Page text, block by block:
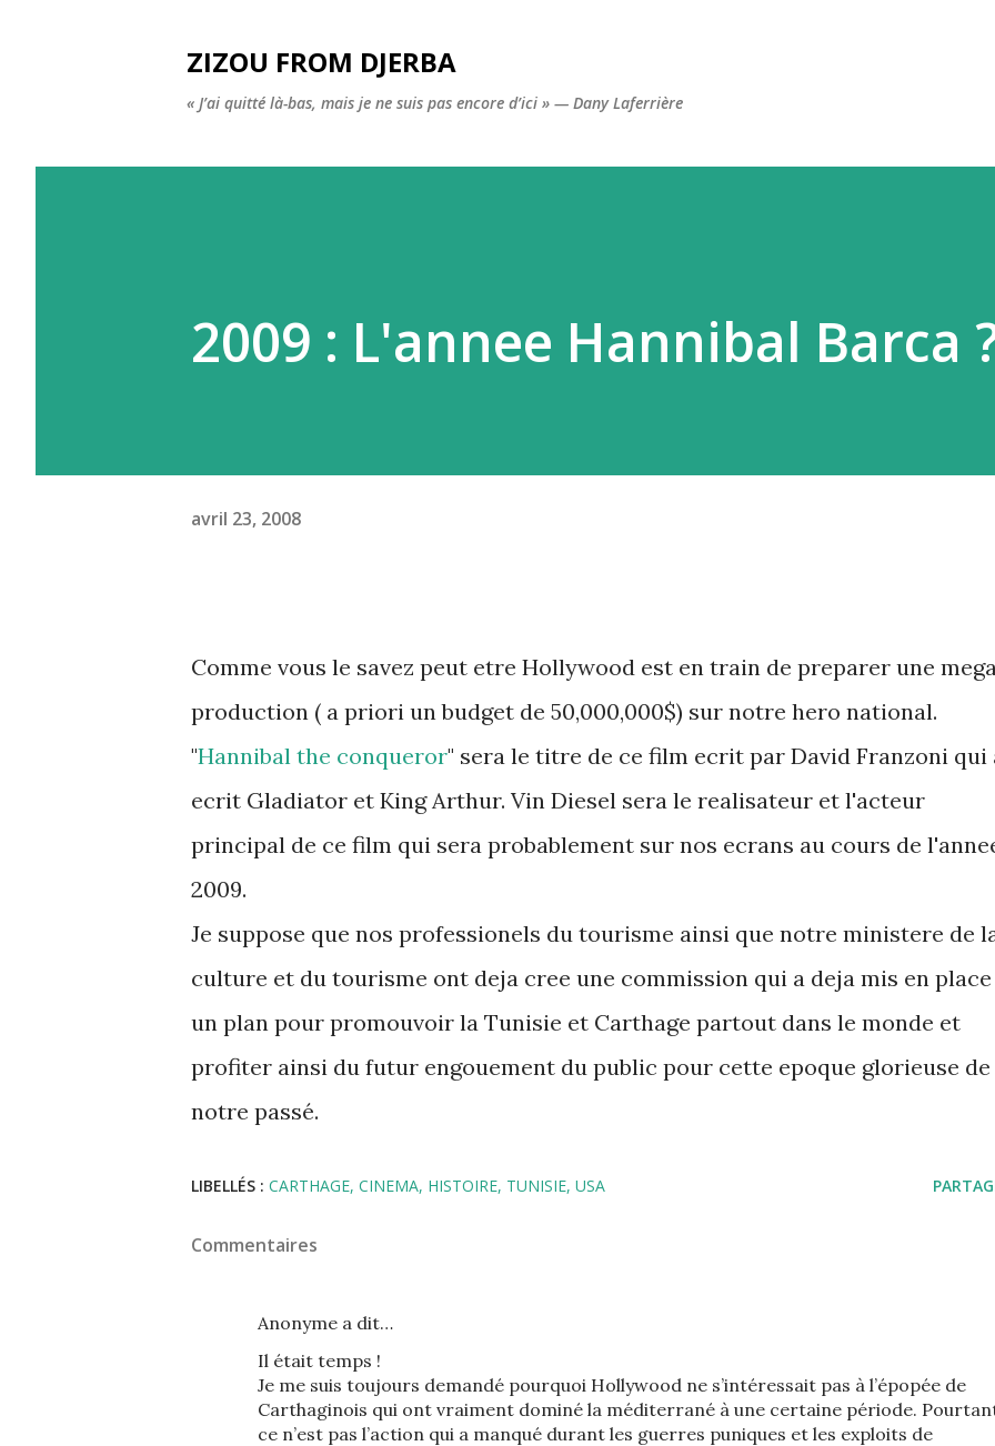
ZIZOU FROM DJERBA
« J’ai quitté là-bas, mais je ne suis pas encore d’ici » — Dany Laferrière
2009 : L'annee Hannibal Barca
avril 23, 2008
Comme vous le savez peut etre Hollywood est en train de preparer une
production ( a priori un budget de 50,000,000$) sur notre hero national.
"Hannibal the conqueror" sera le titre de ce film ecrit par David Franzoni qui
ecrit Gladiator et King Arthur. Vin Diesel sera le realisateur et l'acteur
principal de ce film qui sera probablement sur nos ecrans au cours de
2009.
Je suppose que nos professionels du tourisme ainsi que notre ministere de
culture et du tourisme ont deja cree une commission qui a deja mis en place
un plan pour promouvoir la Tunisie et Carthage partout dans le monde et
profiter ainsi du futur engouement du public pour cette epoque glorieuse de
notre passé.
LIBELLÉS : CARTHAGE CINEMA HISTOIRE TUNISIE USA
Commentaires
Anonyme a dit…
Il était temps !
Je me suis toujours demandé pourquoi Hollywood ne s’intéressait pas à l’épopée de
Carthaginois qui ont vraiment dominé la méditerrané à une certaine période.
ce n’est pas l’action qui a manqué durant les guerres puniques et les exploits de